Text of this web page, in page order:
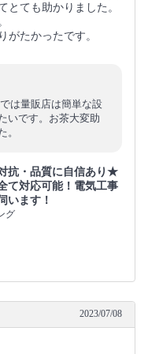
とても助かりました。
がたかったです。
は量販店は簡単な設
いです。お茶大変助
。
抗・品質に自信あり★
て対応可能！電気工事
います！
グ
2023/07/08